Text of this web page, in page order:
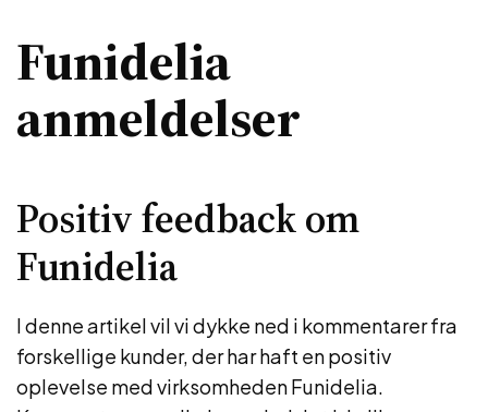
Funidelia
anmeldelser
Positiv feedback om
Funidelia
I denne artikel vil vi dykke ned i kommentarer fra
forskellige kunder, der har haft en positiv
oplevelse med virksomheden Funidelia.